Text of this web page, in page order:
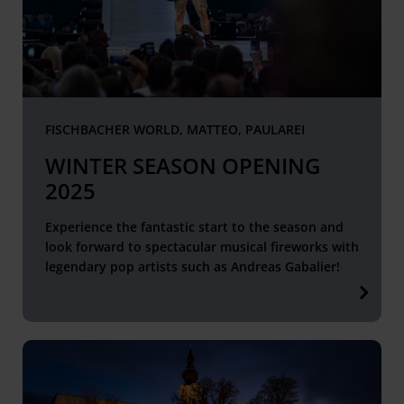
FISCHBACHER WORLD, MATTEO, PAULAREI
WINTER SEASON OPENING
2025
Experience the fantastic start to the season and
look forward to spectacular musical fireworks with
legendary pop artists such as Andreas Gabalier!